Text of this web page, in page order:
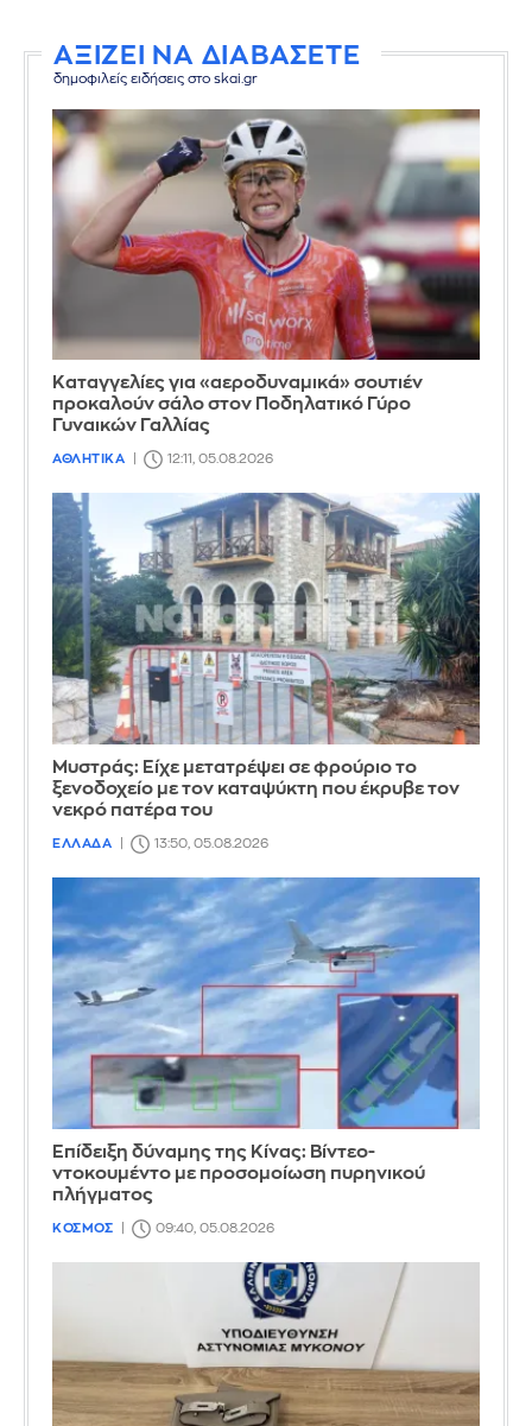
ΑΞΙΖΕΙ ΝΑ ΔΙΑΒΑΣΕΤΕ
δημοφιλείς ειδήσεις στο skai.gr
Καταγγελίες για «αεροδυναμικά» σουτιέν
προκαλούν σάλο στον Ποδηλατικό Γύρο
Γυναικών Γαλλίας
ΑΘΛΗΤΙΚΑ 12:11, 05.08.2026
Mυστράς: Είχε μετατρέψει σε φρούριο το
ξενοδοχείο με τον καταψύκτη που έκρυβε τον
νεκρό πατέρα του
ΕΛΛΑΔΑ 13:50, 05.08.2026
Επίδειξη δύναμης της Κίνας: Βίντεο-
ντοκουμέντο με προσομοίωση πυρηνικού
πλήγματος
ΚΟΣΜΟΣ 09:40, 05.08.2026